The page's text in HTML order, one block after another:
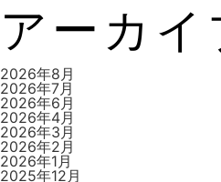
ゲ
ー
アーカイ
2026年8月
2026年7月
2026年6月
2026年4月
2026年3月
2026年2月
2026年1月
2025年12月